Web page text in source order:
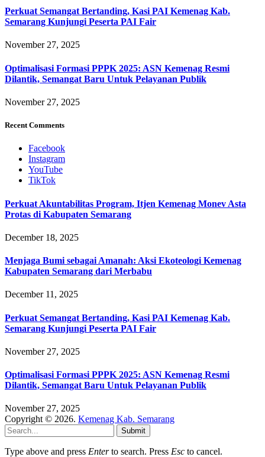
Perkuat Semangat Bertanding, Kasi PAI Kemenag Kab.
Semarang Kunjungi Peserta PAI Fair
November 27, 2025
Optimalisasi Formasi PPPK 2025: ASN Kemenag Resmi
Dilantik, Semangat Baru Untuk Pelayanan Publik
November 27, 2025
Recent Comments
Facebook
Instagram
YouTube
TikTok
Perkuat Akuntabilitas Program, Itjen Kemenag Monev Asta
Protas di Kabupaten Semarang
December 18, 2025
Menjaga Bumi sebagai Amanah: Aksi Ekoteologi Kemenag
Kabupaten Semarang dari Merbabu
December 11, 2025
Perkuat Semangat Bertanding, Kasi PAI Kemenag Kab.
Semarang Kunjungi Peserta PAI Fair
November 27, 2025
Optimalisasi Formasi PPPK 2025: ASN Kemenag Resmi
Dilantik, Semangat Baru Untuk Pelayanan Publik
November 27, 2025
Copyright © 2026. Kemenag Kab. Semarang
Submit
Type above and press Enterto search. Press Esc to cancel.